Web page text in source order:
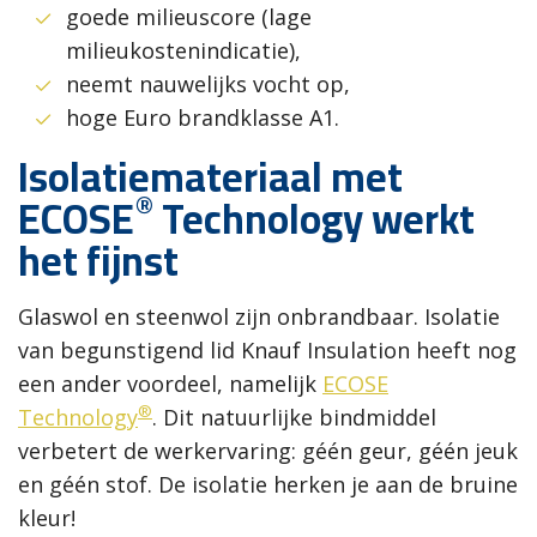
goede milieuscore (lage
milieukostenindicatie),
neemt nauwelijks vocht op,
hoge Euro brandklasse A1.
Isolatiemateriaal met
ECOSE®Technology werkt
het fijnst
Glaswol en steenwol zijn onbrandbaar. Isolatie
van begunstigend lid Knauf Insulation heeft nog
een ander voordeel, namelijk ECOSE
Technology®. Dit natuurlijke bindmiddel
verbetert de werkervaring: géén geur, géén jeuk
en géén stof. De isolatie herken je aan de bruine
kleur!